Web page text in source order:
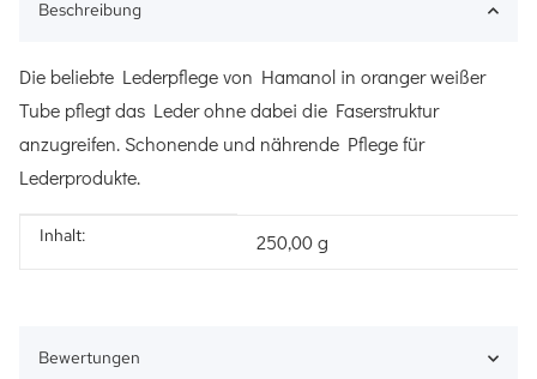
Beschreibung
Die beliebte Lederpflege von Hamanol in oranger weißer
Tube pflegt das Leder ohne dabei die Faserstruktur
anzugreifen. Schonende und nährende Pflege für
Lederprodukte.
Produkteigenschaft
Wert
Inhalt: 250,00 g
Bewertungen